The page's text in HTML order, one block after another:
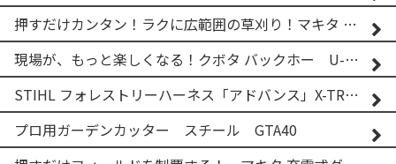
押すだけカンタン！ラクに広範囲の草刈り！マキタ バッテリー式草刈り機 MUG001G 2
現場が、もっと楽しくなる！クボタ バックホー U-25-3A
STIHL フォレストリーハーネス「アドバンス」X-TREEm
プロ用ガーデンカッター スチール GTA40